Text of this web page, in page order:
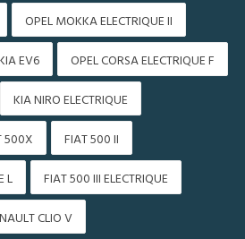
OPEL MOKKA ELECTRIQUE II
EV6
OPEL CORSA ELECTRIQUE F
KIA NIRO ELECTRIQUE
500X
FIAT 500 II
L
FIAT 500 III ELECTRIQUE
CLIO V